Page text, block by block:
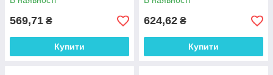
569,71 ₴
Купити
624,62 ₴
Купити